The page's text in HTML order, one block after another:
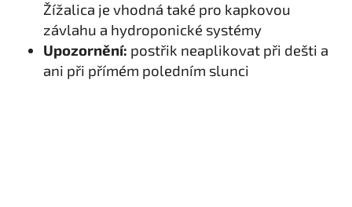
Žížalica je vhodná také pro kapkovou
závlahu a hydroponické systémy
Upozornění: postřik neaplikovat při dešti a
ani při přímém poledním slunci